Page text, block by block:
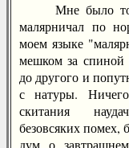
Мне было
малярничал по
моем языке
мешком за спиной
до другого и
с натуры.
скитания
безовсяких помех,
дум о